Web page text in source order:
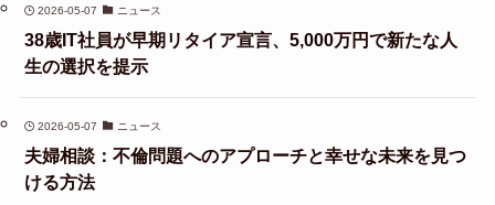
2026-05-07 ニュース
38歳IT社員が早期リタイア宣言、5,000万円で新たな人
生の選択を提示
2026-05-07 ニュース
夫婦相談：不倫問題へのアプローチと幸せな未来を見つ
ける方法